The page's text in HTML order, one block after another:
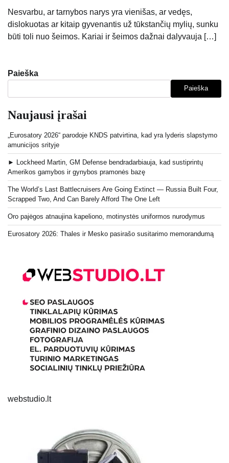
Nesvarbu, ar tarnybos narys yra vienišas, ar vedęs,
dislokuotas ar kitaip gyvenantis už tūkstančių mylių, sunku
būti toli nuo šeimos. Kariai ir šeimos dažnai dalyvauja […]
Paieška
Paieška
Naujausi įrašai
„Eurosatory 2026“ parodoje KNDS patvirtina, kad yra lyderis slapstymo
amunicijos srityje
► Lockheed Martin, GM Defense bendradarbiauja, kad sustiprintų
Amerikos gamybos ir gynybos pramonės bazę
The World’s Last Battlecruisers Are Going Extinct — Russia Built Four,
Scrapped Two, And Can Barely Afford The One Left
Oro pajėgos atnaujina kapeliono, motinystės uniformos nurodymus
Eurosatory 2026: Thales ir Mesko pasirašo susitarimo memorandumą
webstudio.lt